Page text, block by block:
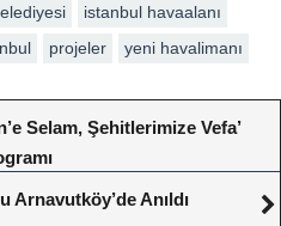
istanbul havaalanı
projeler yeni havalimanı
Selam, Şehitlerimize Vefa’
Arnavutköy’de Anıldı